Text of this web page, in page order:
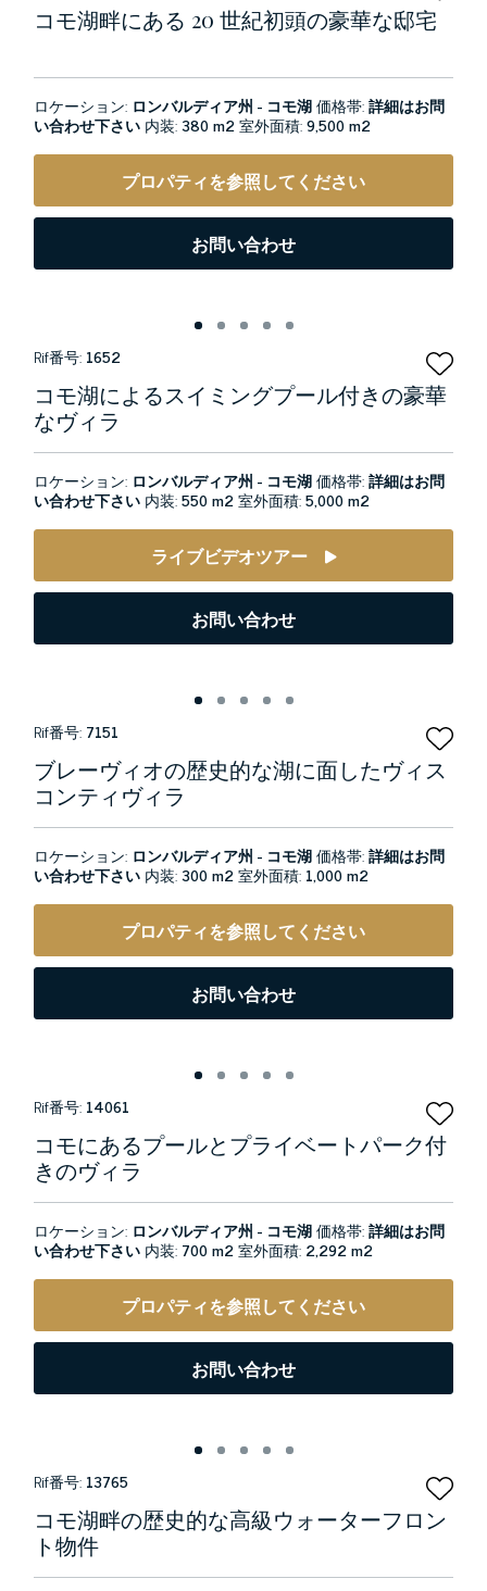
コモ湖畔にある 20 世紀初頭の豪華な邸宅
ロケーション: ロンバルディア州 - コモ湖価格帯:詳細はお問
い合わせ下さい 内装:380 m2室外面積:9,500 m2
プロパティを参照してください
お問い合わせ
Rif番号: 1652
コモ湖によるスイミングプール付きの豪華
なヴィラ
ロケーション: ロンバルディア州 - コモ湖価格帯:詳細はお問
い合わせ下さい 内装:550 m2室外面積:5,000 m2
ライブビデオツアー
お問い合わせ
Rif番号: 7151
ブレーヴィオの歴史的な湖に面したヴィス
コンティヴィラ
ロケーション: ロンバルディア州 - コモ湖価格帯:詳細はお問
い合わせ下さい 内装:300 m2室外面積: 1,000 m2
プロパティを参照してください
お問い合わせ
Rif番号: 14061
コモにあるプールとプライベートパーク付
きのヴィラ
ロケーション: ロンバルディア州 - コモ湖価格帯:詳細はお問
い合わせ下さい 内装: 700 m2室外面積: 2,292 m2
プロパティを参照してください
お問い合わせ
Rif番号: 13765
コモ湖畔の歴史的な高級ウォーターフロン
ト物件